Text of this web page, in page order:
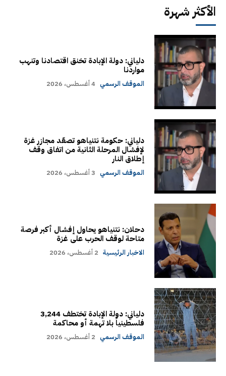
الأكثر شهرة
دلياني: دولة الإبادة تخنق اقتصادنا وتنهب
مواردنا
الموقف الرسمي 4 أغسطس، 2026
دلياني: حكومة نتنياهو تصعّد مجازر غزة
لإفشال المرحلة الثانية من اتفاق وقف
إطلاق النار
الموقف الرسمي 3 أغسطس، 2026
دحلان: نتنياهو يحاول إفشال أكبر فرصة
متاحة لوقف الحرب على غزة
الاخبار الرئيسية 2 أغسطس، 2026
دلياني: دولة الإبادة تختطف 3,244
فلسطينياً بلا تهمة أو محاكمة
الموقف الرسمي 2 أغسطس، 2026